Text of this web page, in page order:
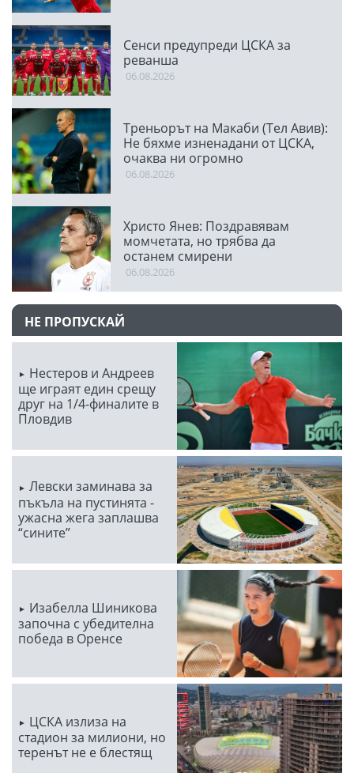
Сенси предупреди ЦСКА за
реванша
06.08.2026
Треньорът на Макаби (Тел Авив):
Не бяхме изненадани от ЦСКА,
очаква ни огромно
предизвикателство
06.08.2026
Христо Янев: Поздравявам
момчетата, но трябва да
останем смирени
06.08.2026
НЕ ПРОПУСКАЙ
Нестеров и Андреев
ще играят един срещу
друг на 1/4-финалите в
Пловдив
Левски заминава за
пъкъла на пустинята -
ужасна жега заплашва
“сините”
Изабелла Шиникова
започна с убедителна
победа в Оренсе
ЦСКА излиза на
стадион за милиони, но
теренът не е блестящ